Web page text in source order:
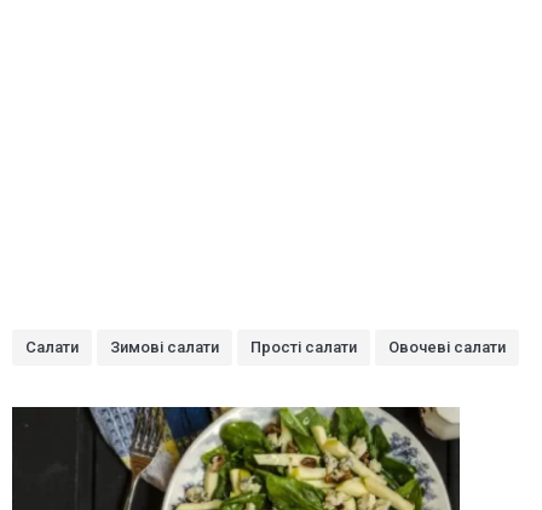
Салати Зимові салати Прості салати Овочеві салати